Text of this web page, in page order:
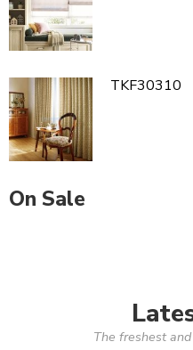
TKF30310
On Sale
The freshest